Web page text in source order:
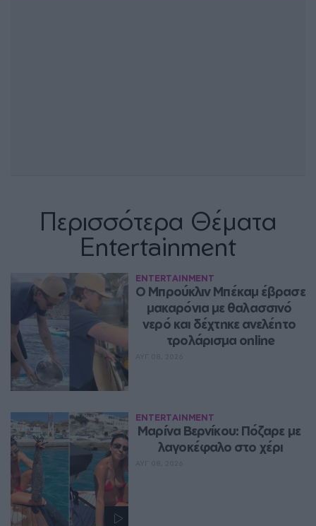
Περισσότερα Θέματα
Entertainment
ENTERTAINMENT
Ο Μπρούκλιν Μπέκαμ έβρασε
μακαρόνια με θαλασσινό
νερό και δέχτηκε ανελέητο
τρολάρισμα online
ENTERTAINMENT
Μαρίνα Βερνίκου: Πόζαρε με
λαγοκέφαλο στο χέρι